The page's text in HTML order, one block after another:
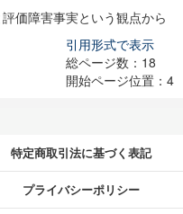
価障害事実という観点から
引用形式で表示
総ページ数：18
開始ページ位置：4
特定商取引法に基づく表記
プライバシーポリシー